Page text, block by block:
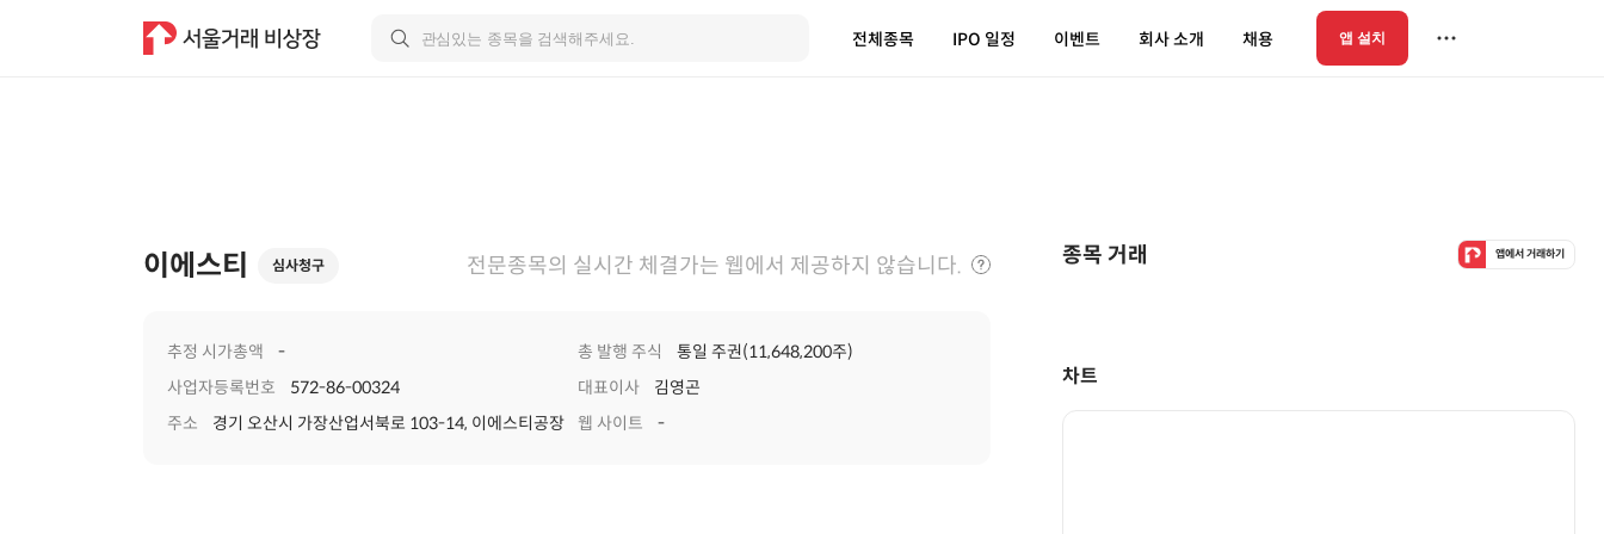
전체종목 IPO 일정 이벤트 회사 소개 채용 앱 설치
이에스티 심사청구 전문종목의 실시간 체결가는 웹에서 제공하지 않습니다.
추정 시가총액 - 총 발행 주식
통일 주권(11,648,200주)
사업자등록번호
572-86-00324 대표이사
김영곤
주소
경기 오산시 가장산업서북로 103-14, 이에스티공장 웹 사이트 -
종목 거래 앱에서 거래하기
차트